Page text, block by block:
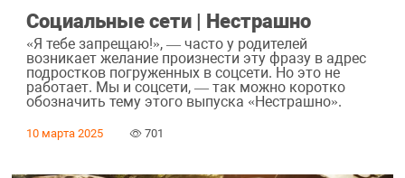
Социальные сети | Нестрашно
«Я тебе запрещаю!», — часто у родителей
возникает желание произнести эту фразу в адрес
подростков погруженных в соцсети. Но это не
работает. Мы и соцсети, — так можно коротко
обозначить тему этого выпуска «Нестрашно».
10 марта 2025 701